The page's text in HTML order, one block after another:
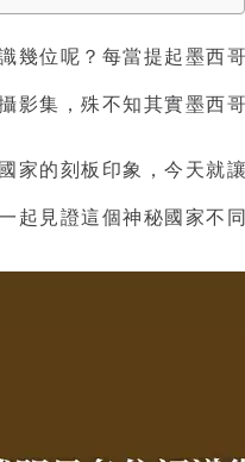
幾位呢？每當提起墨西
影集，殊不知其實墨西
家的刻板印象，今天就
起見證這個神秘國家不同